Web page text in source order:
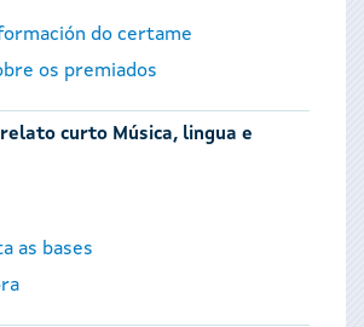
do certame
os premiados
relato curto Música, lingua e
as bases